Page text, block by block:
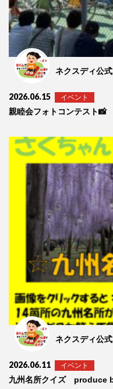
ネクスディ公式
2026.06.15 イベント
親睦会フォトコンテスト📸
ネクスディ公式
2026.06.11 イベント